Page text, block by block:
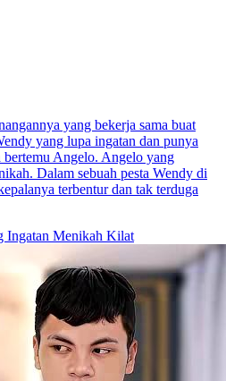
yang bekerja sama buat
yang lupa ingatan dan punya
bertemu Angelo. Angelo yang
Dalam sebuah pesta Wendy di
terbentur dan tak terduga
Ingatan Menikah Kilat